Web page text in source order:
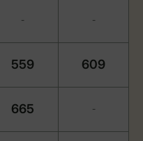
- -
559 609
665 -